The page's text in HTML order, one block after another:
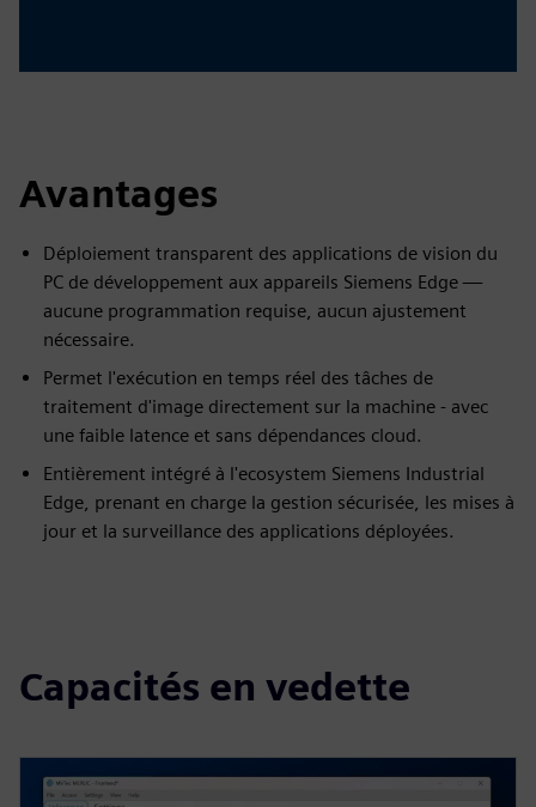
Avantages
Déploiement transparent des applications de vision du
PC de développement aux appareils Siemens Edge —
aucune programmation requise, aucun ajustement
nécessaire.
Permet l'exécution en temps réel des tâches de
traitement d'image directement sur la machine - avec
une faible latence et sans dépendances cloud.
Entièrement intégré à l'ecosystem Siemens Industrial
Edge, prenant en charge la gestion sécurisée, les mises à
jour et la surveillance des applications déployées.
Capacités en vedette